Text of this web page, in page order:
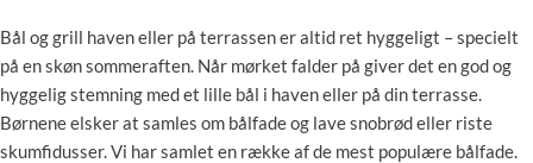
Bål og grill haven eller på terrassen er altid ret hyggeligt – specielt
på en skøn sommeraften. Når mørket falder på giver det en god og
hyggelig stemning med et lille bål i haven eller på din terrasse.
Børnene elsker at samles om bålfade og lave snobrød eller riste
skumfidusser. Vi har samlet en række af de mest populære bålfade.